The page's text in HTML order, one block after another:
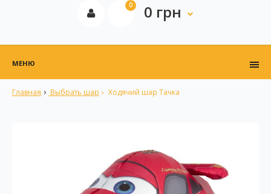
0 0 грн
МЕНЮ
Главная Выбрать шар Ходячий шар Тачка